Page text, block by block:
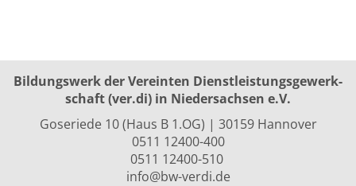
Bildungswerk der Vereinten Dienst­leis­tungs­ge­werk­
schaft (ver.di) in Niedersachsen e.V.
Goseriede 10 (Haus B 1.OG) | 30159 Hannover
0511 12400-400
0511 12400-510
info@bw-verdi.de